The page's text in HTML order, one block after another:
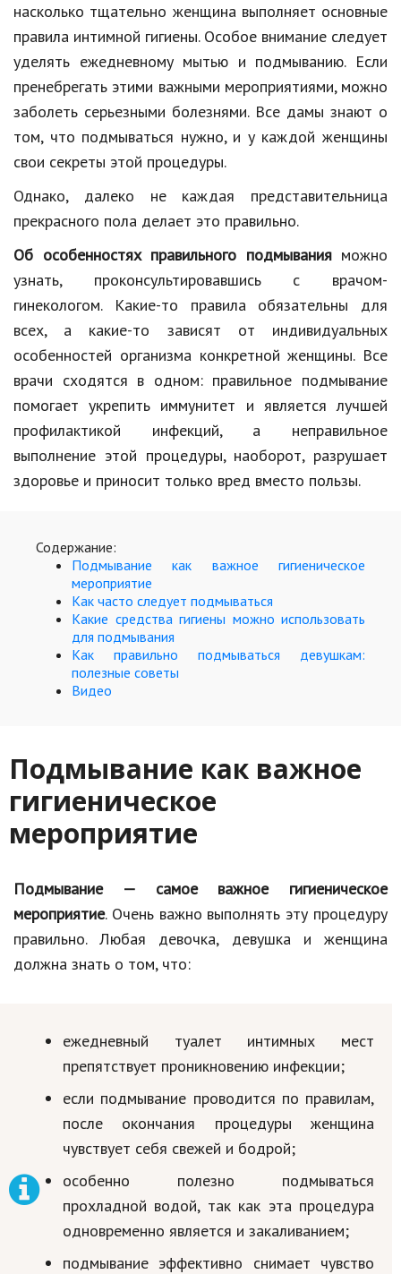
Знаменитости
Статьи
Обзоры
Рецепты
Красота и здоровье
Hi-Tech. Интернет
Авто, мото
Дом и сад
Недвижимость
Спорт и фитнес
Психология и отношения
Творчество и рукоделие
Разное
Животные
Еда и напитки
Праздники и подарки
Кинематограф
Домашние животные
Путешествия
Строительство
Культура и общество
Бизнес
Хобби и развлечения
Природа
Наука и технологии
насколько тщательно женщина выполняет основные
правила интимной гигиены. Особое внимание следует
уделять ежедневному мытью и подмыванию. Если
пренебрегать этими важными мероприятиями, можно
заболеть серьезными болезнями. Все дамы знают о
том, что подмываться нужно, и у каждой женщины
свои секреты этой процедуры.
Однако, далеко не каждая представительница
прекрасного пола делает это правильно.
Об особенностях правильного подмыванияможно
узнать, проконсультировавшись с врачом-
гинекологом. Какие-то правила обязательны для
всех, а какие-то зависят от индивидуальных
особенностей организма конкретной женщины. Все
врачи сходятся в одном: правильное подмывание
помогает укрепить иммунитет и является лучшей
профилактикой инфекций, а неправильное
выполнение этой процедуры, наоборот, разрушает
здоровье и приносит только вред вместо пользы.
Содержание:
Подмывание как важное гигиеническое
мероприятие
Как часто следует подмываться
Какие средства гигиены можно использовать
для подмывания
Как правильно подмываться девушкам:
полезные советы
Видео
Подмывание как важное
гигиеническое
мероприятие
Подмывание — самое важное гигиеническое
мероприятие. Очень важно выполнять эту процедуру
правильно. Любая девочка, девушка и женщина
должна знать о том, что:
ежедневный туалет интимных мест
препятствует проникновению инфекции;
если подмывание проводится по правилам,
после окончания процедуры женщина
чувствует себя свежей и бодрой;
особенно полезно подмываться
прохладной водой, так как эта процедура
одновременно является и закаливанием;
подмывание эффективно снимает чувство